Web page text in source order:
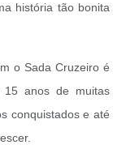
história tão bonita
o Sada Cruzeiro é
15 anos de muitas
conquistados e até